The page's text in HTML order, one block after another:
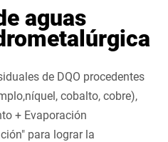
aguas
de DQO procedentes
cobalto, cobre),
+ Evaporación
para lograr la